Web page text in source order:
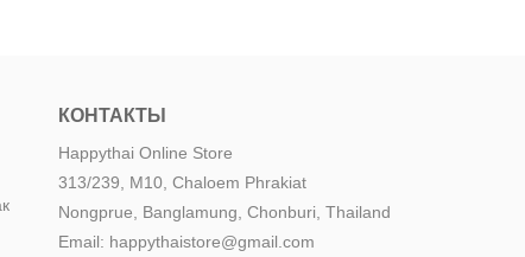
КОНТАКТЫ
Happythai Online Store
313/239, M10, Chaloem Phrakiat
Nongprue, Banglamung, Chonburi, Thailand
Email: happythaistore@gmail.com